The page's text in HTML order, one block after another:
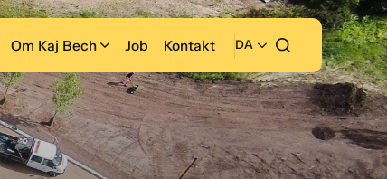
Om Kaj Bech Job Kontakt DA